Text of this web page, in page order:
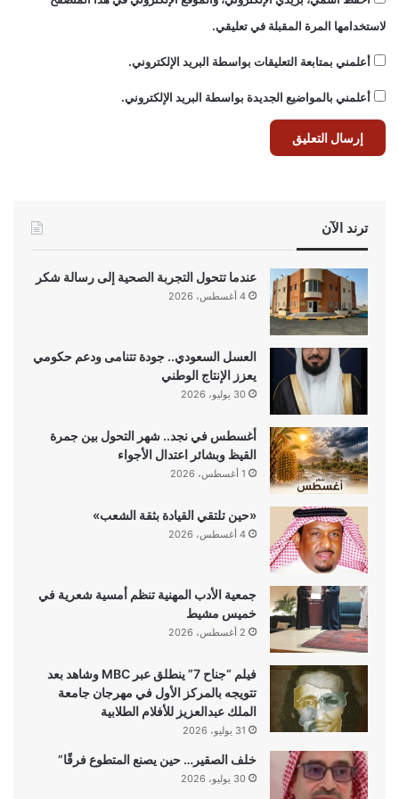
لاستخدامها المرة المقبلة في تعليقي.
أعلمني بمتابعة التعليقات بواسطة البريد الإلكتروني.
أعلمني بالمواضيع الجديدة بواسطة البريد الإلكتروني.
ترند الآن
عندما تتحول التجربة الصحية إلى رسالة شكر
4 أغسطس، 2026
العسل السعودي.. جودة تتنامى ودعم حكومي
يعزز الإنتاج الوطني
30 يوليو، 2026
أغسطس في نجد.. شهر التحول بين جمرة
القيظ وبشائر اعتدال الأجواء
1 أغسطس، 2026
«حين تلتقي القيادة بثقة الشعب»
4 أغسطس، 2026
جمعية الأدب المهنية تنظم أمسية شعرية في
خميس مشيط
2 أغسطس، 2026
فيلم “جناح 7” ينطلق عبر MBC وشاهد بعد
تتويجه بالمركز الأول في مهرجان جامعة
الملك عبدالعزيز للأفلام الطلابية
31 يوليو، 2026
خلف الصقير… حين يصنع المتطوع فرقًا”
30 يوليو، 2026